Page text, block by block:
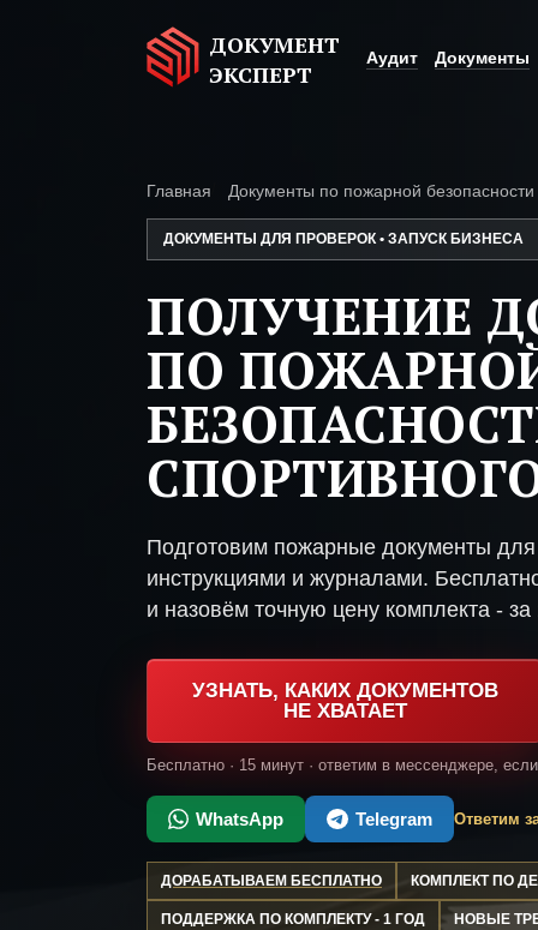
ДОКУМЕНТ
ЭКСПЕРТ
Аудит Документы
Главная Документы по пожарной безопасности
ДОКУМЕНТЫ ДЛЯ ПРОВЕРОК • ЗАПУСК БИЗНЕСА
ПОЛУЧЕНИЕ
ПО
Подготовим пожарные документы для
инструкциями и журналами.
и назовём точную цену комплекта - за
УЗНАТЬ, КАКИХ ДОКУМЕНТОВ
НЕ ХВАТАЕТ
Бесплатно · 15 минут · ответим в мессенджере,
WhatsApp Telegram Ответим
ДОРАБАТЫВАЕМ БЕСПЛАТНО КОМПЛЕКТ ПО
ПОДДЕРЖКА ПО КОМПЛЕКТУ - 1 ГОД НОВЫЕ